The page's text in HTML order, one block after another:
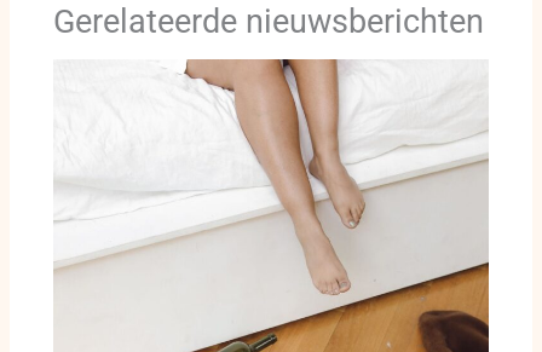
Gerelateerde nieuwsberichten